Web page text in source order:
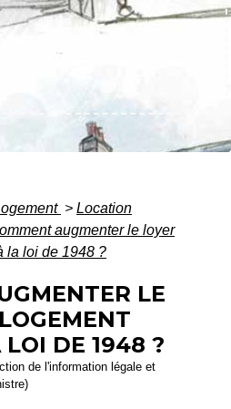
> Location
augmenter le loyer
la loi de 1948 ?
LE
DE 1948 ?
de l'information légale et